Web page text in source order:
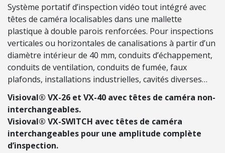
E
S
É
L
E
C
T
R
C
Système portatif d’inspection vidéo tout intégré avec
têtes de caméra localisables dans une mallette
plastique à double parois renforcées. Pour inspections
verticales ou horizontales de canalisations à partir d’un
diamètre intérieur de 40 mm, conduits d’échappement,
conduits de ventilation, conduits de fumée, faux
plafonds, installations industrielles, cavités diverses…
Visioval® VX-26 et VX-40 avec têtes de caméra non-
interchangeables.
Visioval® VX-SWITCH avec têtes de caméra
interchangeables pour une amplitude complète
d’inspection.